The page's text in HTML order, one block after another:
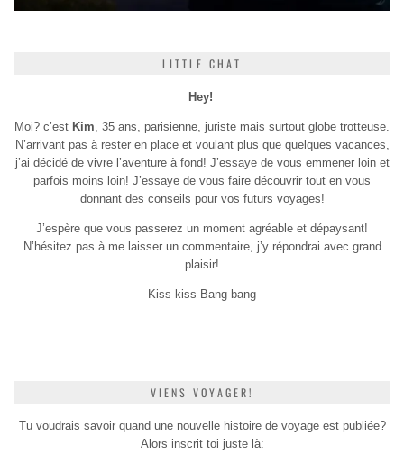
LITTLE CHAT
Hey!
Moi? c’est Kim , 35 ans, parisienne, juriste mais surtout globe trotteuse.
N’arrivant pas à rester en place et voulant plus que quelques vacances,
j’ai décidé de vivre l’aventure à fond! J’essaye de vous emmener loin et
parfois moins loin! J’essaye de vous faire découvrir tout en vous
donnant des conseils pour vos futurs voyages!
J’espère que vous passerez un moment agréable et dépaysant!
N’hésitez pas à me laisser un commentaire, j’y répondrai avec grand
plaisir!
Kiss kiss Bang bang
VIENS VOYAGER!
Tu voudrais savoir quand une nouvelle histoire de voyage est publiée?
Alors inscrit toi juste là: